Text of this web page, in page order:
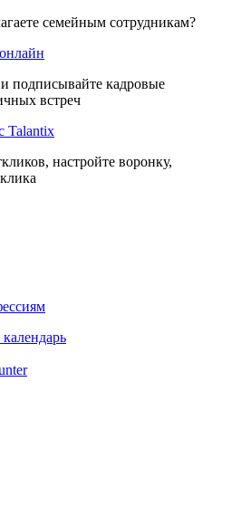
семейным сотрудникам?
подписывайте кадровые
встреч
Talantix
настройте воронку,